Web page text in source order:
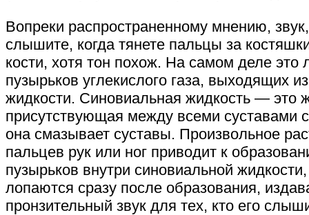
Вопреки распространенному мнению,
слышите, когда тянете пальцы за
кости, хотя тон похож. На самом деле это
пузырьков углекислого газа, выходящих
жидкости. Синовиальная жидкость — это
присутствующая между всеми суставами
она смазывает суставы. Произвольное
пальцев рук или ног приводит к
пузырьков внутри синовиальной
лопаются сразу после образования,
пронзительный звук для тех, кто его